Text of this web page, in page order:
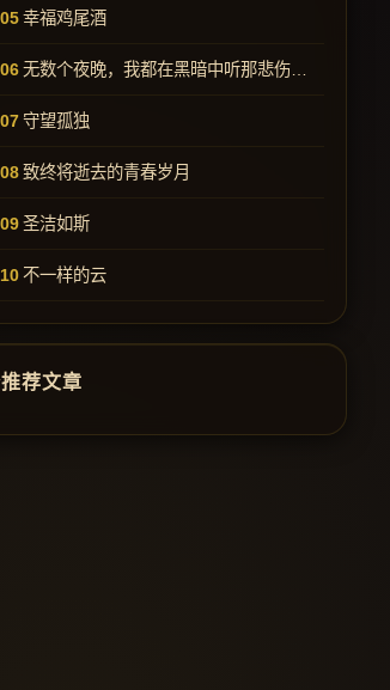
幸福鸡尾酒
守望孤独
致终将逝去的青春岁月
圣洁如斯
不一样的云
推荐文章